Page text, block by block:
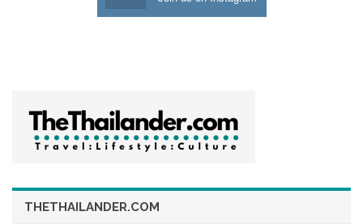
นอกจากการสนับสนุนด้านค่าธรรมเนียมแล้ว ช้อปปี้ ยังมุ่งสร้าง
ความยั่งยืนให้แก่ผู้ประกอบการผ่านการยกระดับทักษาะดิจิทัล หรือ
เพื่อถ่ายทอดเทคนิคการขาย การบริหารร้านค้า และการใช้เครื่อง
THETHAILANDER.COM